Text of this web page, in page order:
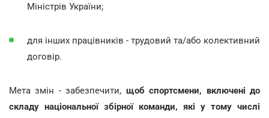
Міністрів України;
для інших працівників - трудовий та/або колективний
договір.
Мета змін - забезпечити, щоб спортсмени, включені до
складу національної збірної команди, які у тому числі